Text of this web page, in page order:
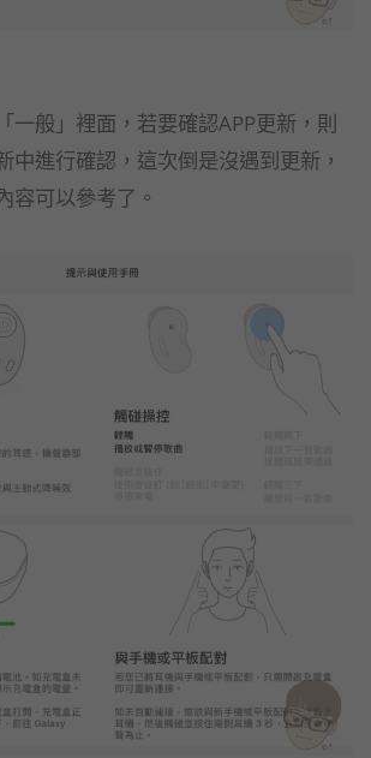
一般」裡面，若要確認APP更新，則
中進行確認，這次倒是沒遇到更新，
容可以參考了。